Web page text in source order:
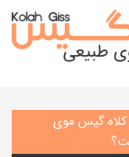
کلاه گیس موی